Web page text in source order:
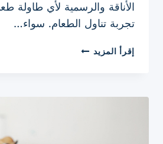
الأناقة والرسمية لأي طاولة
تجربة تناول الطعام. سواء…
إقرأ المزيد دليل